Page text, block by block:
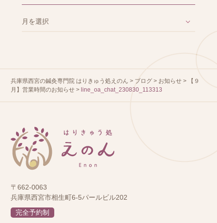
兵庫県西宮の鍼灸専門院 はりきゅう処えのん > ブログ > お知らせ >
【９
月】営業時間のお知らせ > line_oa_chat_230830_113313
〒662-0063
兵庫県西宮市相生町6-5パールビル202
完全予約制